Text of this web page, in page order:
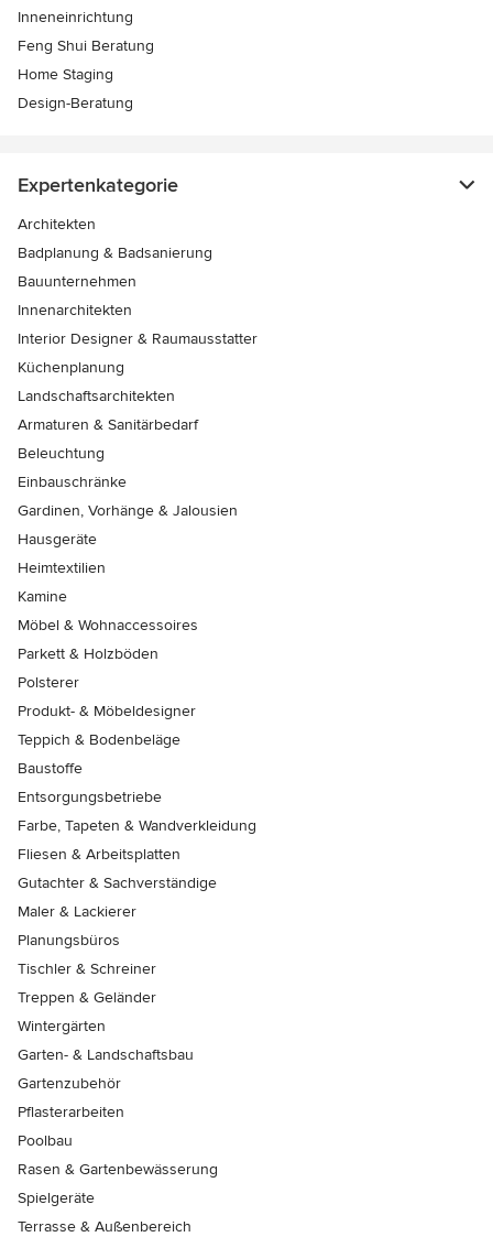
Inneneinrichtung
Feng Shui Beratung
Home Staging
Design-Beratung
Expertenkategorie
Architekten
Badplanung & Badsanierung
Bauunternehmen
Innenarchitekten
Interior Designer & Raumausstatter
Küchenplanung
Landschaftsarchitekten
Armaturen & Sanitärbedarf
Beleuchtung
Einbauschränke
Gardinen, Vorhänge & Jalousien
Hausgeräte
Heimtextilien
Kamine
Möbel & Wohnaccessoires
Parkett & Holzböden
Polsterer
Produkt- & Möbeldesigner
Teppich & Bodenbeläge
Baustoffe
Entsorgungsbetriebe
Farbe, Tapeten & Wandverkleidung
Fliesen & Arbeitsplatten
Gutachter & Sachverständige
Maler & Lackierer
Planungsbüros
Tischler & Schreiner
Treppen & Geländer
Wintergärten
Garten- & Landschaftsbau
Gartenzubehör
Pflasterarbeiten
Poolbau
Rasen & Gartenbewässerung
Spielgeräte
Terrasse & Außenbereich